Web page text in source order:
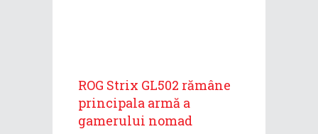
ROG Strix GL502 rămâne
principala armă a
gamerului nomad